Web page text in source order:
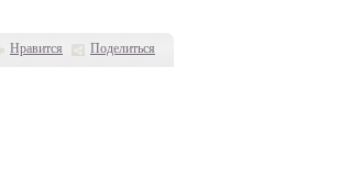
Нравится Поделиться